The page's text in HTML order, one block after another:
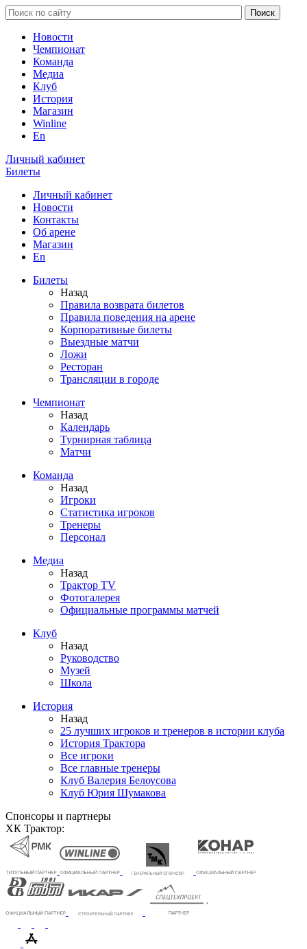
Новости
Чемпионат
Команда
Медиа
Клуб
История
Магазин
Winline
En
Личный кабинет
Билеты
Личный кабинет
Новости
Контакты
Об арене
Магазин
En
Билеты
Назад
Правила возврата билетов
Правила поведения на арене
Корпоративные билеты
Выездные матчи
Ложи
Ресторан
Трансляции в городе
Чемпионат
Назад
Календарь
Турнирная таблица
Матчи
Команда
Назад
Игроки
Статистика игроков
Тренеры
Персонал
Медиа
Назад
Трактор TV
Фотогалерея
Официальные программы матчей
Клуб
Назад
Руководство
Музей
Школа
История
Назад
25 лучших игроков и тренеров в истории клуба
История Трактора
Все игроки
Все главные тренеры
Клуб Валерия Белоусова
Клуб Юрия Шумакова
Спонсоры и партнеры
ХК Трактор: